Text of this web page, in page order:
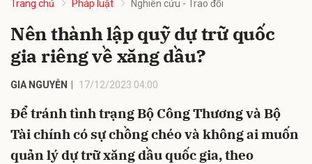
Trang chủ Pháp luật Nghiên cứu - Trao đổi
Nên thành lập quỹ dự trữ quốc
gia riêng về xăng dầu?
GIA NGUYỄN 17/12/2023 04:00
Để tránh tình trạng Bộ Công Thương và Bộ
Tài chính có sự chồng chéo và không ai muốn
quản lý dự trữ xăng dầu quốc gia, theo
Hủy